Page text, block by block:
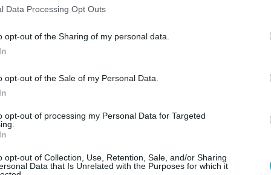
Data Processing Opt Outs
opt-out of the Sharing of my personal data.
opt-out of the Sale of my Personal Data.
opt-out of processing my Personal Data for Targeted
opt-out of Collection, Use, Retention, Sale, and/or Sharing
Data that Is Unrelated with the Purposes for which it
κράτους, με υποχρεωτική την παρουσία τους
για το σκάνδαλο των
φαίνεται να αγνοείται
πρόσωπο και να διευκολύνει την
ουσία, μια σιωπηρή ομολογία εμπλοκής